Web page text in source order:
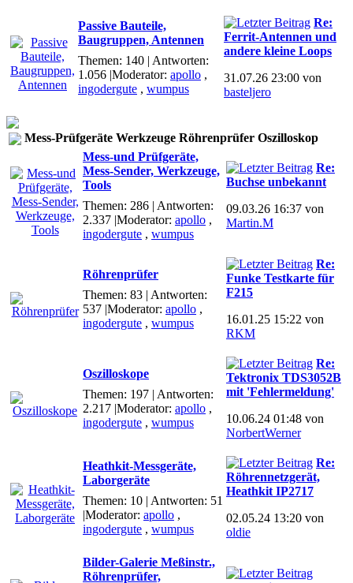
Passive Bauteile,
Baugruppen, Antennen
Themen: 140 | Antworten:
1.056 |Moderator: apollo ,
ingodergute , wumpus
Re:
Ferrit-Antennen und
andere kleine Loops
31.07.26 23:00 von
basteljero
Mess-Prüfgeräte Werkzeuge Röhrenprüfer Oszilloskop
Mess-und Prüfgeräte,
Mess-Sender, Werkzeuge,
Tools
Themen: 286 | Antworten:
2.337 |Moderator: apollo ,
ingodergute , wumpus
Re:
Buchse unbekannt
09.03.26 16:37 von
Martin.M
Röhrenprüfer
Themen: 83 | Antworten:
537 |Moderator: apollo ,
ingodergute , wumpus
Re:
Funke Testkarte für
F215
16.01.25 15:22 von
RKM
Oszilloskope
Themen: 197 | Antworten:
2.217 |Moderator: apollo ,
ingodergute , wumpus
Re:
Tektronix TDS3052B
mit 'Fehlermeldung'
10.06.24 01:48 von
NorbertWerner
Heathkit-Messgeräte,
Laborgeräte
Themen: 10 | Antworten: 51
|Moderator: apollo ,
ingodergute , wumpus
Re:
Röhrennetzgerät,
Heathkit IP2717
02.05.24 13:20 von
oldie
Bilder-Galerie Meßinstr.,
Röhrenprüfer,